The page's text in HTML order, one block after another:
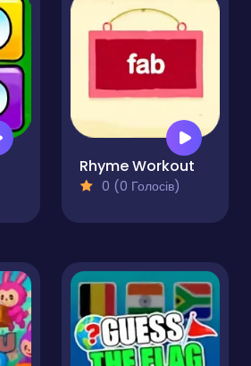
Rhyme Workout
0 (0 Голосів)